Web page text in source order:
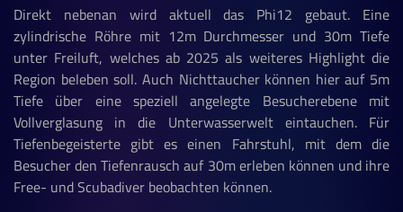
Direkt nebenan wird aktuell das Phi12 gebaut. Eine
zylindrische Röhre mit 12m Durchmesser und 30m Tiefe
unter Freiluft, welches ab 2025 als weiteres Highlight die
Region beleben soll. Auch Nichttaucher können hier auf 5m
Tiefe über eine speziell angelegte Besucherebene mit
Vollverglasung in die Unterwasserwelt eintauchen. Für
Tiefenbegeisterte gibt es einen Fahrstuhl, mit dem die
Besucher den Tiefenrausch auf 30m erleben können und ihre
Free- und Scubadiver beobachten können.